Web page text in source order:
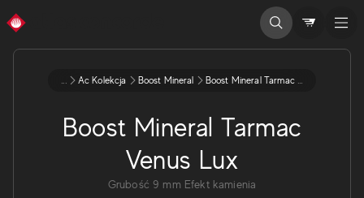
... Ac Kolekcja Boost Mineral Boost Mineral Tarmac Venus Lux
Boost Mineral Tarmac
Venus Lux
Grubość 9 mm Efekt kamienia